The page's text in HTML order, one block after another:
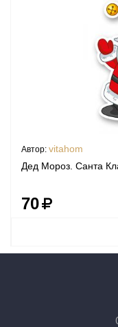
Автор: vitahom
Дед Мороз. Санта
70